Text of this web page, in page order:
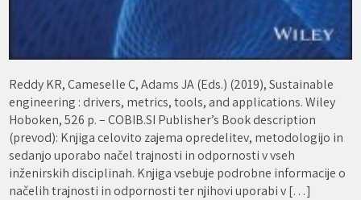
Reddy KR, Cameselle C, Adams JA (Eds.) (2019), Sustainable
engineering : drivers, metrics, tools, and applications. Wiley
Hoboken, 526 p. – COBIB.SI Publisher’s Book description
(prevod): Knjiga celovito zajema opredelitev, metodologijo in
sedanjo uporabo načel trajnosti in odpornosti v vseh
inženirskih disciplinah. Knjiga vsebuje podrobne informacije o
načelih trajnosti in odpornosti ter njihovi uporabi v […]